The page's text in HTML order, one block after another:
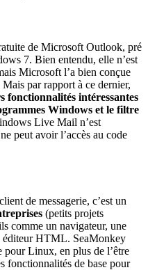
de Microsoft Outlook, pré
7. Bien entendu, elle n’est
Microsoft l’a bien conçue
par rapport à ce dernier,
intéressantes
Windows et le filtre
Live Mail n’est
peut avoir l’accès au code
de messagerie, c’est un
(petits projets
comme un navigateur, une
éditeur HTML. SeaMonkey
pour Linux, en plus de l’être
fonctionnalités de base pour